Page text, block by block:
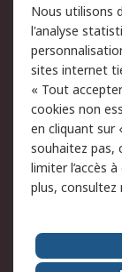
Retours
Track & trace
Legal
Politique de
Politique de
des données
jour
A propos de
Nous utilisons
l'analyse
sites internet
« Tout
cookies non
en cliquant sur
souhaitez pas,
limiter l’accès
plus, consultez